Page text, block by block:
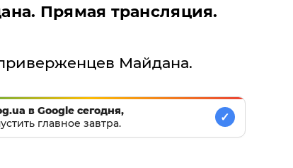
Прямая трансляция.
Майдана.
в Google сегодня,
главное завтра.
✓